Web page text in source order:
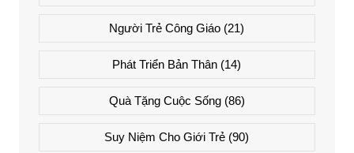
Người Trẻ Công Giáo (21)
Phát Triển Bản Thân (14)
Quà Tặng Cuộc Sống(86)
Suy Niệm Cho Giới Trẻ (90)